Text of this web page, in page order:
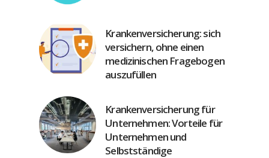
Krankenversicherung: sich
versichern, ohne einen
medizinischen Fragebogen
auszufüllen
Krankenversicherung für
Unternehmen: Vorteile für
Unternehmen und
Selbstständige